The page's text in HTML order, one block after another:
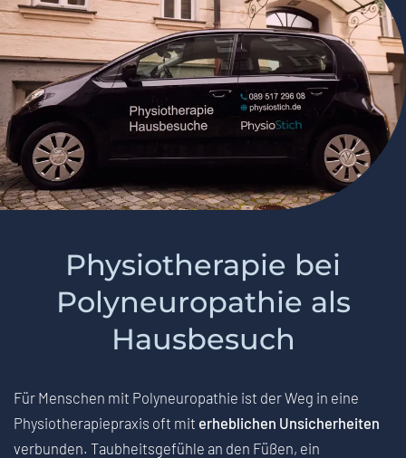
Physiotherapie bei
Polyneuropathie als
Hausbesuch
Für Menschen mit Polyneuropathie ist der Weg in eine
Physiotherapiepraxis oft mit erheblichen Unsicherheiten
verbunden. Taubheitsgefühle an den Füßen, ein